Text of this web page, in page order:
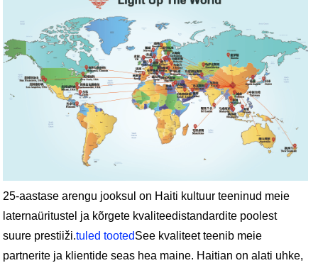
25-aastase arengu jooksul on Haiti kultuur teeninud meie
laternaüritustel ja kõrgete kvaliteedistandardite poolest
suure prestiiži.tuled tootedSee kvaliteet teenib meie
partnerite ja klientide seas hea maine. Haitian on alati uhke,